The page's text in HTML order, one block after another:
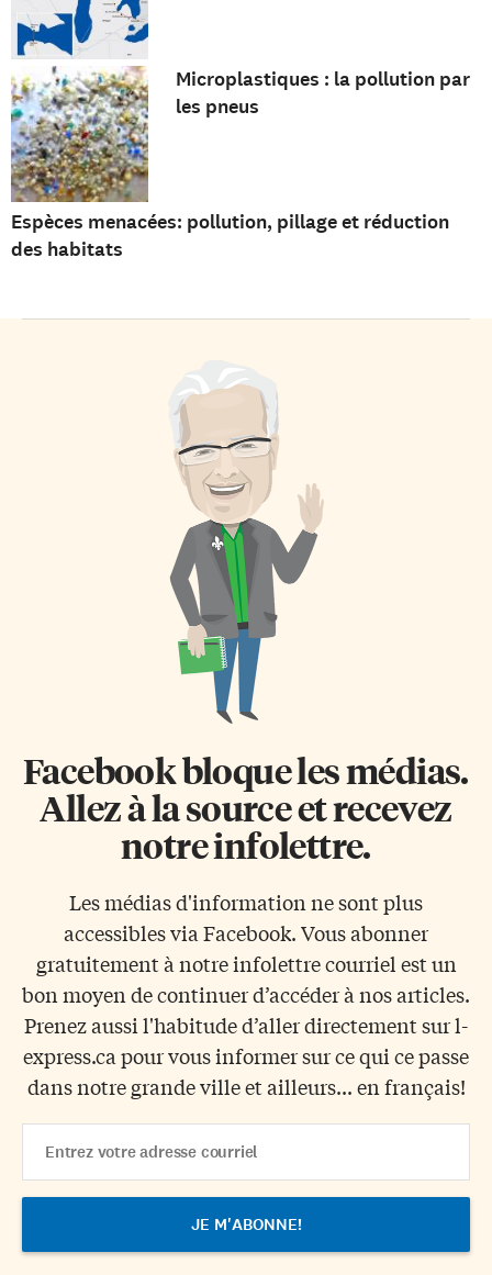
Microplastiques : la pollution par
les pneus
Espèces menacées: pollution, pillage et réduction
des habitats
Facebook bloque les médias.
Allez à la source et recevez
notre infolettre.
Les médias d'information ne sont plus
accessibles via Facebook. Vous abonner
gratuitement à notre infolettre courriel est un
bon moyen de continuer d’accéder à nos articles.
Prenez aussi l'habitude d’aller directement sur l-
express.ca pour vous informer sur ce qui ce passe
dans notre grande ville et ailleurs... en français!
Address